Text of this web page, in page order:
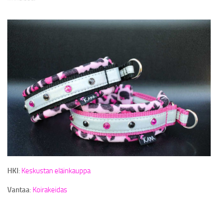
POOP BAG POUCHES
ABOUT KC
KC SPONSORS
HANDMADE DOG GEAR
SUOMI
HKI: Keskustan eläinkauppa
Vantaa: Koirakeidas